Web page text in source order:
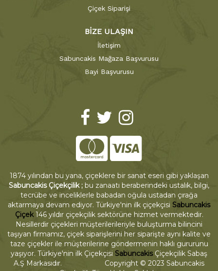
Çiçek Siparişi
BİZE ULAŞIN
İletişim
Sabuncakis Mağaza Başvurusu
Bayi Başvurusu
1874 yılından bu yana, çiçeklere bir sanat eseri gibi yaklaşan
Sabuncakis Çiçekçilik ; bu zanaatı beraberindeki ustalık, bilgi,
tecrübe ve inceliklerle babadan oğula ustadan çırağa
aktarmaya devam ediyor. Türkiye'nin ilk çiçekçisi Sabuncakis
Çiçek146 yıldır çiçekçilik sektörüne hizmet vermektedir.
Nesillerdir çiçekleri müşterilerileriyle buluşturma bilincini
taşıyan firmamız, çiçek siparişlerini her siparişte aynı kalite ve
taze çiçekler ile müşterilerine göndermenin haklı gururunu
yaşıyor. Türkiye'nin ilk Çiçekçisi SabuncakisÇiçekçilik Sabaş
A.Ş Markasıdır. Copyright © 2023 Sabuncakis